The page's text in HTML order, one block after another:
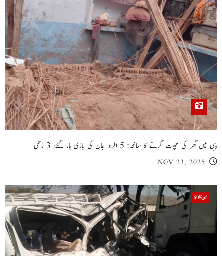
پبی میں گھر کی چھت گرنے کا سانحہ: 5 افراد جان کی بازی ہار گئے، 3 زخمی
NOV 23, 2025
خیبر پختونخوا